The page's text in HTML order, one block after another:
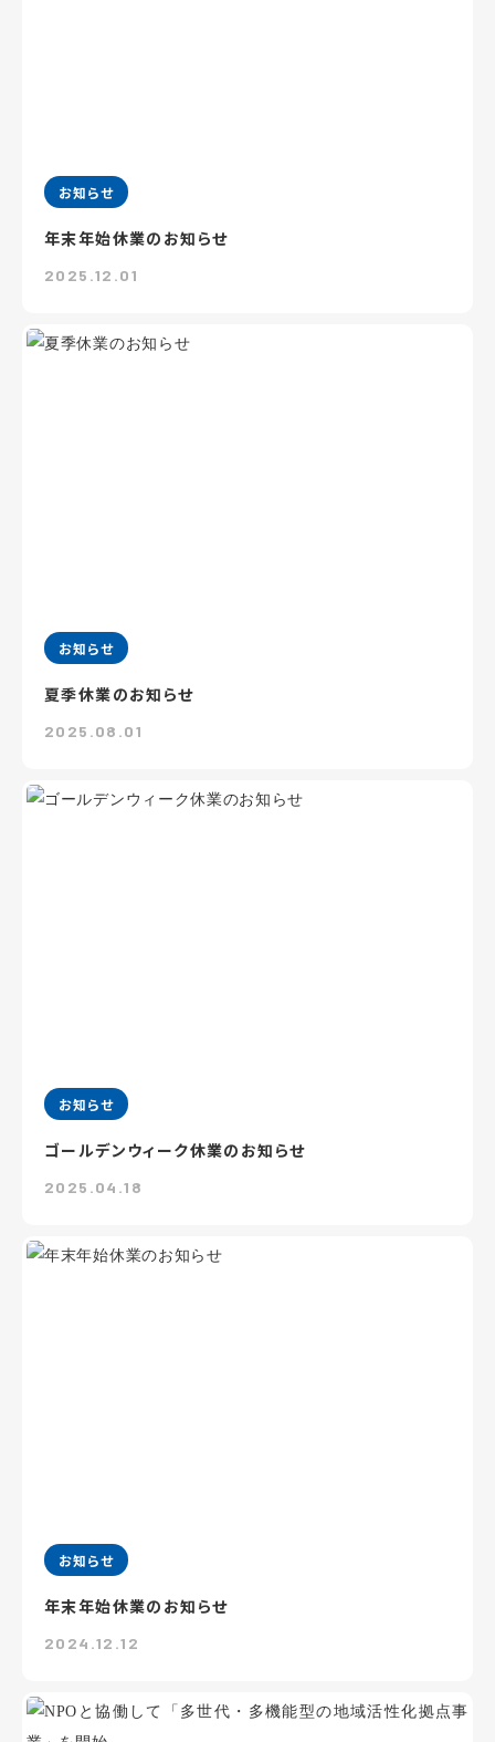
お知らせ
年末年始休業のお知らせ
2025.12.01
お知らせ
夏季休業のお知らせ
2025.08.01
お知らせ
ゴールデンウィーク休業のお知らせ
2025.04.18
お知らせ
年末年始休業のお知らせ
2024.12.12